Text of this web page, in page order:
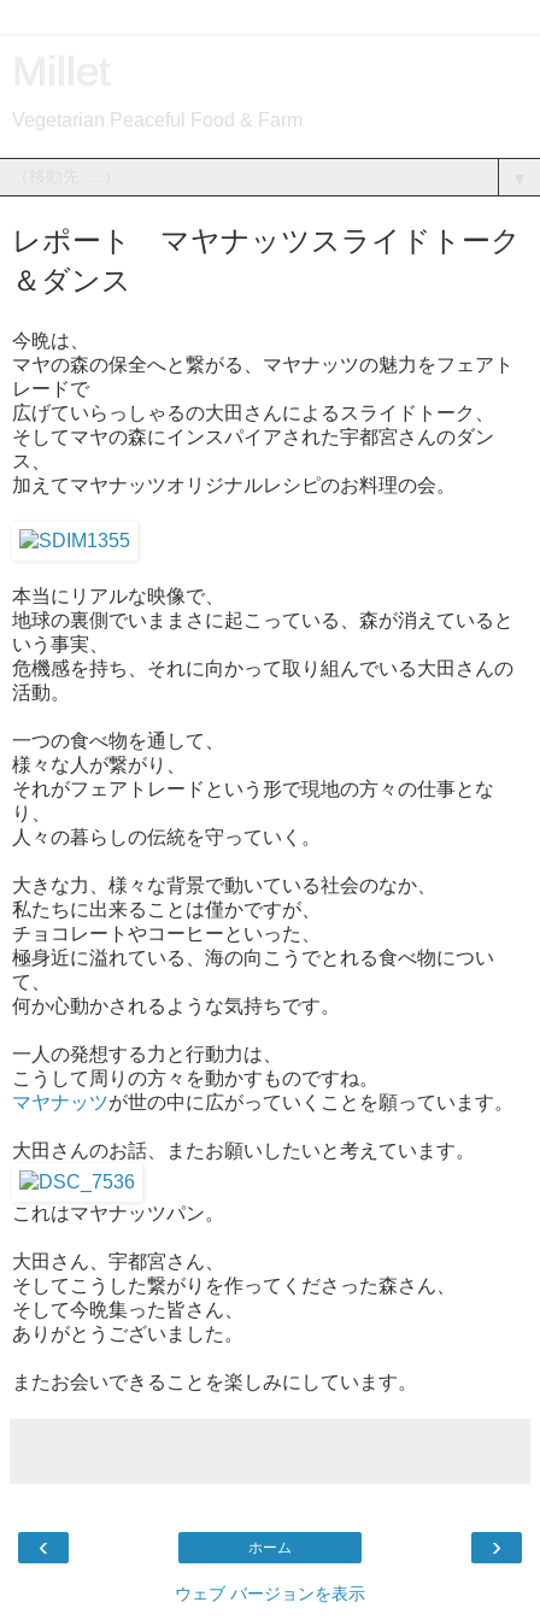
Vegetarian Peaceful Food & Farm
レポート マヤナッツスライドトーク
＆ダンス
今晩は、
マヤの森の保全へと繋がる、マヤナッツの魅力をフェアト
レードで
広げていらっしゃるの大田さんによるスライドトーク、
そしてマヤの森にインスパイアされた宇都宮さんのダン
ス、
加えてマヤナッツオリジナルレシピのお料理の会。
本当にリアルな映像で、
地球の裏側でいままさに起こっている、森が消えていると
いう事実、
危機感を持ち、それに向かって取り組んでいる大田さんの
活動。
一つの食べ物を通して、
様々な人が繋がり、
それがフェアトレードという形で現地の方々の仕事とな
り、
人々の暮らしの伝統を守っていく。
大きな力、様々な背景で動いている社会のなか、
私たちに出来ることは僅かですが、
チョコレートやコーヒーといった、
極身近に溢れている、海の向こうでとれる食べ物につい
て、
何か心動かされるような気持ちです。
一人の発想する力と行動力は、
こうして周りの方々を動かすものですね。
マヤナッツが世の中に広がっていくことを願っています。
大田さんのお話、またお願いしたいと考えています。
これはマヤナッツパン。
大田さん、宇都宮さん、
そしてこうした繋がりを作ってくださった森さん、
そして今晩集った皆さん、
ありがとうございました。
またお会いできることを楽しみにしています。
‹ ›
ホーム
ウェブ バージョンを表示